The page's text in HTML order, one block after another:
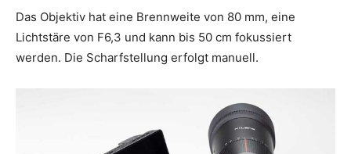
Das Objektiv hat eine Brennweite von 80 mm, eine
Lichtstäre von F6,3 und kann bis 50 cm fokussiert
werden. Die Scharfstellung erfolgt manuell.